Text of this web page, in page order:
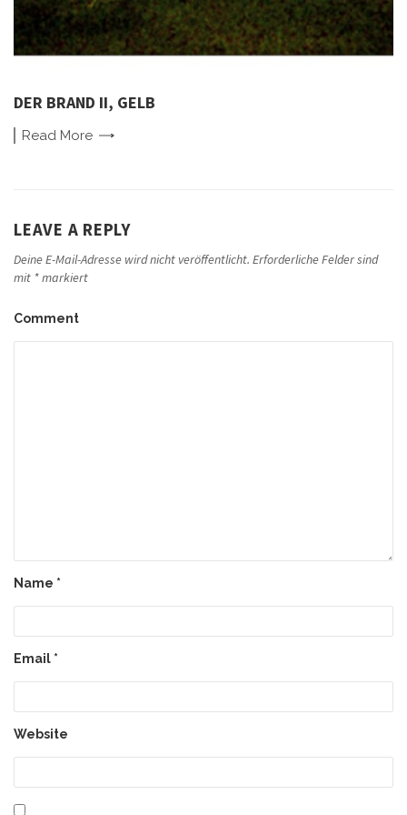
DER BRAND II, GELB
Read More
LEAVE A REPLY
Deine E-Mail-Adresse wird nicht veröffentlicht. Erforderliche Felder sind
mit *markiert
Comment
Name *
Email *
Website